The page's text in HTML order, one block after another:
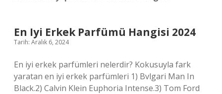
En Iyi Erkek Parfümü Hangisi 2024
Tarih: Aralık 6, 2024
En iyi erkek parfümleri nelerdir? Kokusuyla fark
yaratan en iyi erkek parfümleri 1) Bvlgari Man In
Black.2) Calvin Klein Euphoria Intense.3) Tom Ford